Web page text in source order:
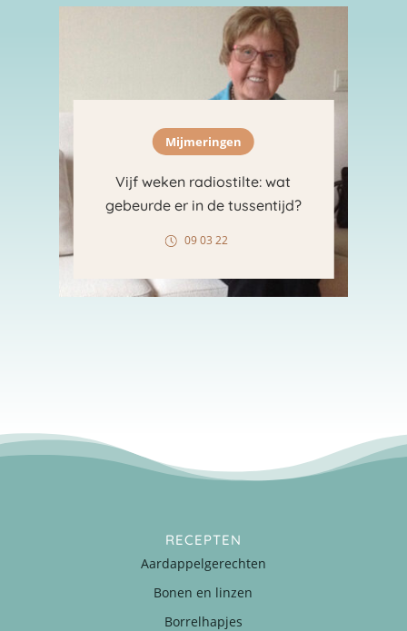
Mijmeringen
Vijf weken radiostilte: wat
gebeurde er in de tussentijd?
09 03 22
RECEPTEN
Aardappelgerechten
Bonen en linzen
Borrelhapjes